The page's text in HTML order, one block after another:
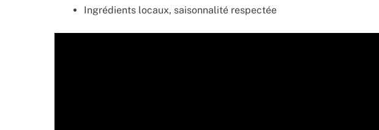
Ingrédients locaux, saisonnalité respectée